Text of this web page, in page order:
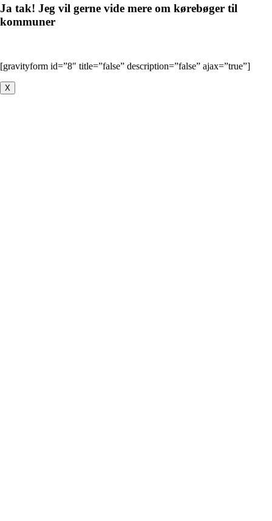
Ja tak! Jeg vil gerne vide mere om kørebøger til
kommuner
[gravityform id=”8″ title=”false” description=”false” ajax=”true”]
X